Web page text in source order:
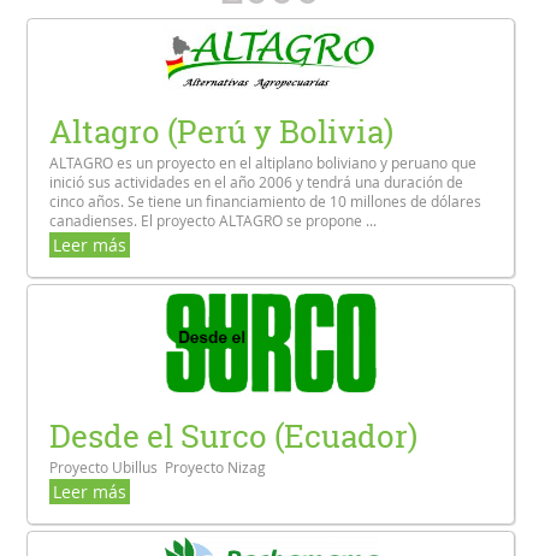
Altagro (Perú y Bolivia)
ALTAGRO es un proyecto en el altiplano boliviano y peruano que
inició sus actividades en el año 2006 y tendrá una duración de
cinco años. Se tiene un financiamiento de 10 millones de dólares
canadienses. El proyecto ALTAGRO se propone ...
Leer más
Desde el Surco (Ecuador)
Proyecto Ubillus Proyecto Nizag
Leer más